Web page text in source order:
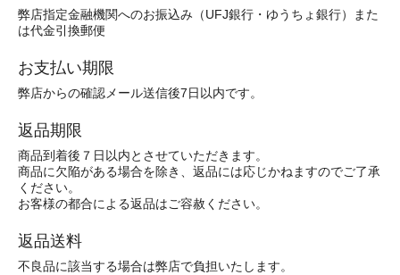
弊店指定金融機関へのお振込み（UFJ銀行・ゆうちょ銀行）また
は代金引換郵便
お支払い期限
弊店からの確認メール送信後7日以内です。
返品期限
商品到着後７日以内とさせていただきます。
商品に欠陥がある場合を除き、返品には応じかねますのでご了承
ください。
お客様の都合による返品はご容赦ください。
返品送料
不良品に該当する場合は弊店で負担いたします。